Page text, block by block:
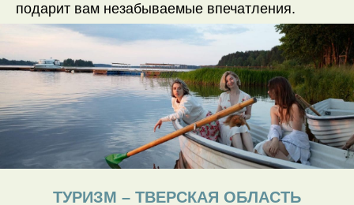
подарит вам незабываемые впечатления.
ТУРИЗМ – ТВЕРСКАЯ ОБЛАСТЬ